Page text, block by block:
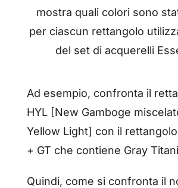
mostra quali colori sono
per ciascun rettangolo
del set di acquerelli
Ad esempio, confronta il
HYL [New Gamboge
Yellow Light] con il
+ GT che contiene Gray
Quindi, come si confronta il